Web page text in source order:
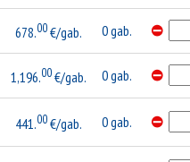
678.00€/gab. 0 gab.
1,196.00€/gab. 0 gab.
441.00€/gab. 0 gab.